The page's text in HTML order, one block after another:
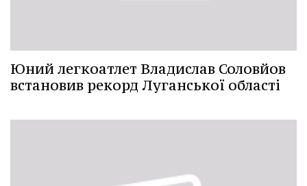
Юний легкоатлет Владислав Соловйов
встановив рекорд Луганської області